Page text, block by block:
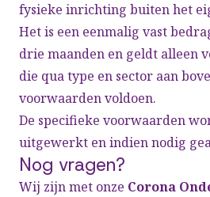
fysieke inrichting buiten het
Het is een eenmalig vast
drie maanden en geldt alleen
die qua type en sector aan
voorwaarden voldoen.
De specifieke voorwaarden
uitgewerkt en indien nodig
Nog vragen?
Wij zijn met onze Corona